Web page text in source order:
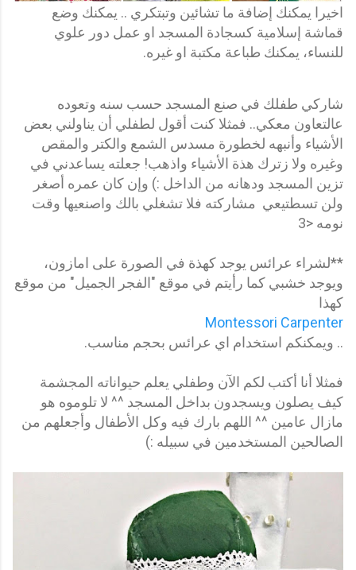
اخيرا يمكنك إضافة ما تشائين وتبتكري .. يمكنك وضع
قماشة إسلامية كسجادة المسجد او عمل دور علوي
للنساء، يمكنك طباعة مكتبة او غيره.
شاركي طفلك في صنع المسجد حسب سنه وتعوده
عالتعاون معكي.. فمثلا كنت أقول لطفلي أن يناولني بعض
الأشياء وأنبهه لخطورة مسدس الشمع والكتر والمقص
وغيره ولا زترك هذة الأشياء واذهب! جعلته يساعدني في
تزين المسجد ودهانه من الداخل :) وإن كان عمره أصغر
ولن تسطتيعي مشاركته فلا تشغلي بالك واصنعيها وقت
نومه <3
**لشراء عرائس يوجد كهذة في الصورة على امازون،
ويوجد خشبي كما رأيتم في موقع "الفجر الجميل" من موقع
كهذا
Montessori Carpenter
.. ويمكنكم استخدام اي عرائس بحجم مناسب.
فمثلا أنا أكتب لكم الآن وطفلي يعلم حيواناته المجشمة
كيف يصلون ويسجدون بداخل المسجد ^^ لا تلوموه هو
مازال عامين ^^ اللهم بارك فيه وكل الأطفال وأجعلهم من
الصالحين المستخدمين في سبيله :)